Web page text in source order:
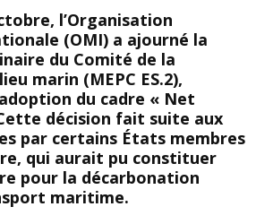
l’Organisation
(OMI) a ajourné la
du Comité de la
marin (MEPC ES.2),
du cadre « Net
décision fait suite aux
par certains États membres
qui aurait pu constituer
pour la décarbonation
maritime.